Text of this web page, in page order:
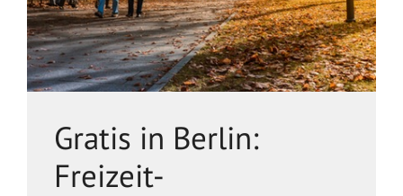
Gratis in Berlin:
Freizeit-